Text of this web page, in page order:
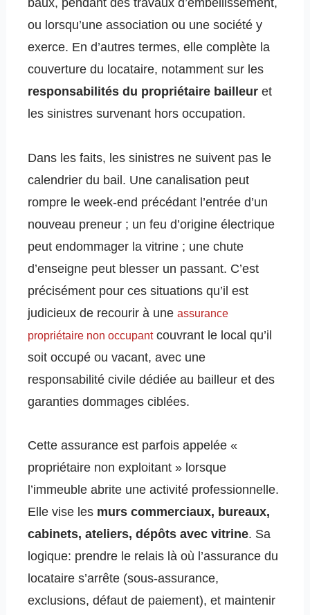
baux, pendant des travaux d’embellissement,
ou lorsqu’une association ou une société y
exerce. En d’autres termes, elle complète la
couverture du locataire, notamment sur les
responsabilités du propriétaire bailleur et
les sinistres survenant hors occupation.
Dans les faits, les sinistres ne suivent pas le
calendrier du bail. Une canalisation peut
rompre le week-end précédant l’entrée d’un
nouveau preneur ; un feu d’origine électrique
peut endommager la vitrine ; une chute
d’enseigne peut blesser un passant. C’est
précisément pour ces situations qu’il est
judicieux de recourir à uneassurance
propriétaire non occupantcouvrant le local qu’il
soit occupé ou vacant, avec une
responsabilité civile dédiée au bailleur et des
garanties dommages ciblées.
Cette assurance est parfois appelée «
propriétaire non exploitant » lorsque
l’immeuble abrite une activité professionnelle.
Elle vise les murs commerciaux, bureaux,
cabinets, ateliers, dépôts avec vitrine. Sa
logique: prendre le relais là où l’assurance du
locataire s’arrête (sous-assurance,
exclusions, défaut de paiement), et maintenir